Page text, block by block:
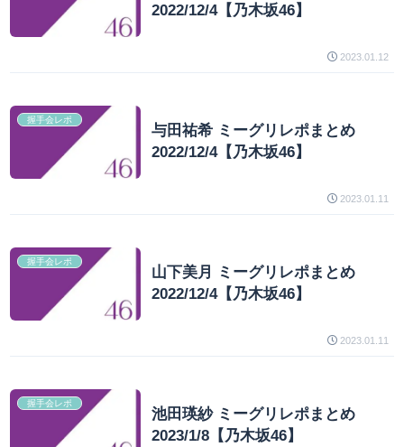
2022/12/4【乃木坂46】
2023.01.12
握手会レポ
与田祐希 ミーグリレポまとめ
2022/12/4【乃木坂46】
2023.01.11
握手会レポ
山下美月 ミーグリレポまとめ
2022/12/4【乃木坂46】
2023.01.11
握手会レポ
池田瑛紗 ミーグリレポまとめ
2023/1/8【乃木坂46】